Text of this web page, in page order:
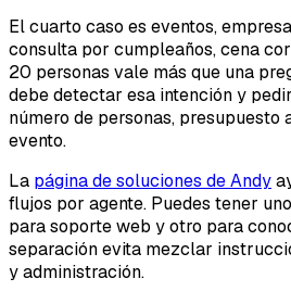
El cuarto caso es eventos,
consulta por cumpleaños, cena
20 personas vale más que una
debe detectar esa intención y
número de personas, presupuesto
evento.
La página de soluciones de Andy
flujos por agente. Puedes tener
para soporte web y otro para
separación evita mezclar
y administración.